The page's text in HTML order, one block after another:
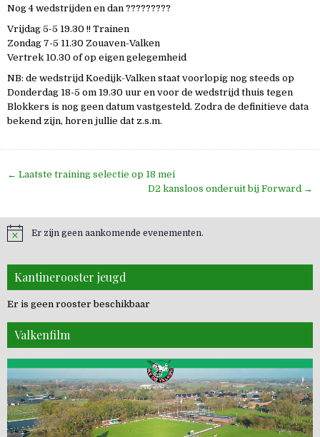
Nog 4 wedstrijden en dan ?????????
Vrijdag 5-5 19.30 !! Trainen
Zondag 7-5 11.30 Zouaven-Valken
Vertrek 10.30 of op eigen gelegemheid
NB: de wedstrijd Koedijk-Valken staat voorlopig nog steeds op
Donderdag 18-5 om 19.30 uur en voor de wedstrijd thuis tegen
Blokkers is nog geen datum vastgesteld. Zodra de definitieve data
bekend zijn, horen jullie dat z.s.m.
Bericht
← Laatste training selectie op 18 mei
D2 kansloos onderuit bij Forward →
Er zijn geen aankomende evenementen.
Kantinerooster jeugd
Er is geen rooster beschikbaar
Valkenfilm